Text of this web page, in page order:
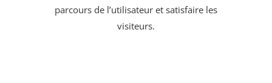
parcours de l’utilisateur et satisfaire les
visiteurs.